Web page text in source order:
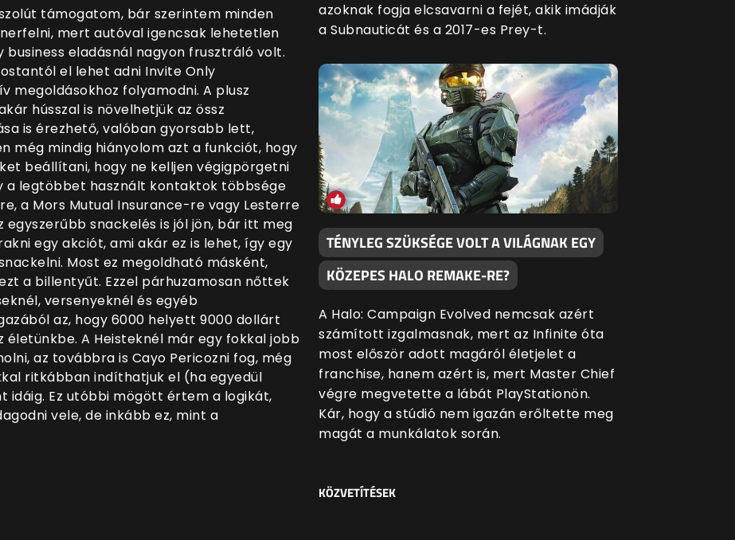
támogatom, bár szerintem minden
mert autóval igencsak lehetetlen
eladásnál nagyon frusztráló volt.
el lehet adni Invite Only
megoldásokhoz folyamodni. A plusz
hússzal is növelhetjük az össz
is érezhető, valóban gyorsabb lett,
még mindig hiányolom azt a funkciót, hogy
beállítani, hogy ne kelljen végigpörgetni
a legtöbbet használt kontaktok többsége
a Mors Mutual Insurance-re vagy Lesterre
egyszerűbb snackelés is jól jön, bár itt meg
egy akciót, ami akár ez is lehet, így egy
Most ez megoldható másként,
a billentyűt. Ezzel párhuzamosan nőttek
versenyeknél és egyéb
az, hogy 6000 helyett 9000 dollárt
életünkbe. A Heisteknél már egy fokkal jobb
az továbbra is Cayo Pericozni fog, még
ritkábban indíthatjuk el (ha egyedül
Ez utóbbi mögött értem a logikát,
vele, de inkább ez, mint a
azoknak fogja elcsavarni a fejét, akik imádják
a Subnauticát és a 2017-es Prey-t.
TÉNYLEG SZÜKSÉGE VOLT A VILÁGNAK EGY
KÖZEPES HALO REMAKE-RE?
A Halo: Campaign Evolved nemcsak azért
számított izgalmasnak, mert az Infinite óta
most először adott magáról életjelet a
franchise, hanem azért is, mert Master Chief
végre megvetette a lábát PlayStationön.
Kár, hogy a stúdió nem igazán erőltette meg
magát a munkálatok során.
KÖZVETÍTÉSEK